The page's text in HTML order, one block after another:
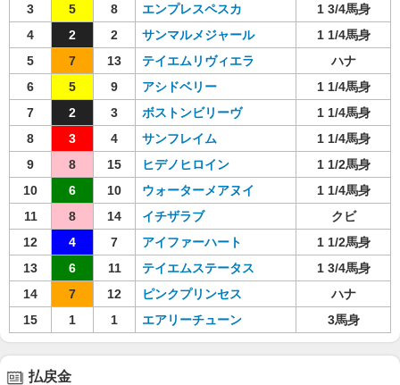
3
5 8 エンプレスペスカ
1 3/4馬身
4
2 2 サンマルメジャール
1 1/4馬身
5
7 13 テイエムリヴィエラ
ハナ
6
5 9 アシドベリー
1 1/4馬身
7
2 3 ボストンビリーヴ
1 1/4馬身
8
3 4 サンフレイム
1 1/4馬身
9
8 15 ヒデノヒロイン
1 1/2馬身
10
6 10 ウォーターメアヌイ
1 1/4馬身
11
8 14 イチザラブ
クビ
12
4 7 アイファーハート
1 1/2馬身
13
6 11 テイエムステータス
1 3/4馬身
14
7 12 ピンクプリンセス
ハナ
15
1 1 エアリーチューン 3馬身
払戻金